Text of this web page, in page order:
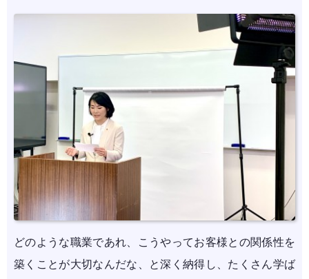
どのような職業であれ、こうやってお客様との関係性を
築くことが大切なんだな、と深く納得し、たくさん学ば